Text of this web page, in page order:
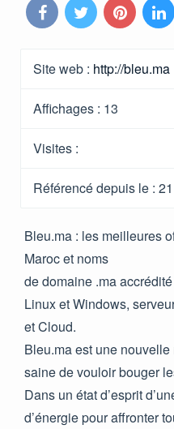
Site web : http://bleu.ma
Affichages : 13
Visites :
Référencé depuis le :
Bleu.ma : les meilleures
Maroc et noms
de domaine .ma
Linux et Windows,
et Cloud.
Bleu.ma est une
saine de vouloir bouger
Dans un état d’esprit
d’énergie pour affronter